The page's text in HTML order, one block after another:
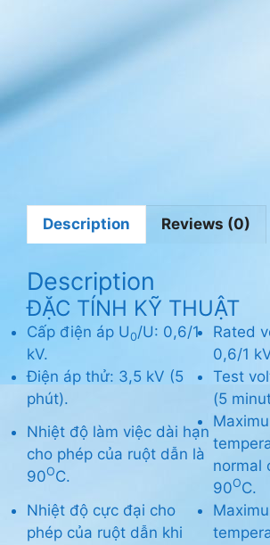
Description Reviews (0)
Description
ĐẶC TÍNH KỸ THUẬT
Cấp điện áp U0/U: 0,6/1
kV.
Rated
0,6/1
Điện áp thử: 3,5 kV (5
phút).
Test
(5
Nhiệt độ làm việc dài hạn
cho phép của ruột dẫn là
90OC.
normal
90OC.
Nhiệt độ cực đại cho
phép của ruột dẫn khi